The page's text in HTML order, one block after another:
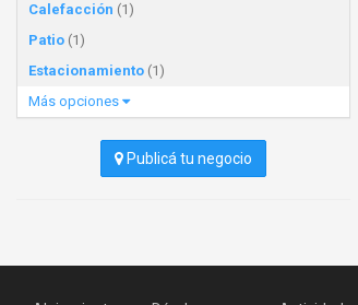
Calefacción (1)
Patio (1)
Estacionamiento (1)
Más opciones
Publicá tu negocio